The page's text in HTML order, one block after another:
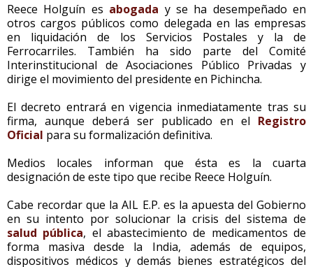
Reece Holguín es abogada y se ha desempeñado en
otros cargos públicos como delegada en las empresas
en liquidación de los Servicios Postales y la de
Ferrocarriles. También ha sido parte del Comité
Interinstitucional de Asociaciones Público Privadas y
dirige el movimiento del presidente en Pichincha.
El decreto entrará en vigencia inmediatamente tras su
firma, aunque deberá ser publicado en el Registro
Oficial para su formalización definitiva.
Medios locales informan que ésta es la cuarta
designación de este tipo que recibe Reece Holguín.
Cabe recordar que la AIL E.P. es la apuesta del Gobierno
en su intento por solucionar la crisis del sistema de
salud pública, el abastecimiento de medicamentos de
forma masiva desde la India, además de equipos,
dispositivos médicos y demás bienes estratégicos del